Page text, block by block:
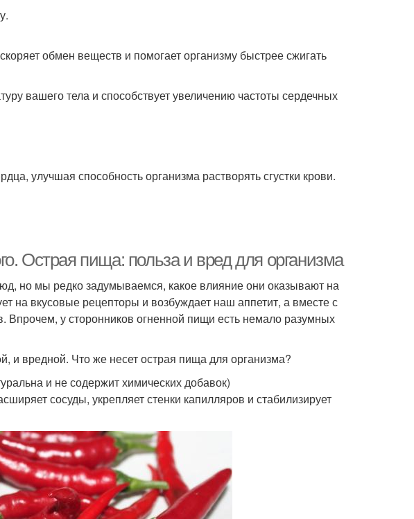
обмен веществ и помогает организму быстрее сжигать
вашего тела и способствует увеличению частоты сердечных
улучшая способность организма растворять сгустки крови.
Острая пища: польза и вред для организма
но мы редко задумываемся, какое влияние они оказывают на
на вкусовые рецепторы и возбуждает наш аппетит, а вместе с
Впрочем, у сторонников огненной пищи есть немало разумных
и вредной. Что же несет острая пища для организма?
и не содержит химических добавок)
сосуды, укрепляет стенки капилляров и стабилизирует